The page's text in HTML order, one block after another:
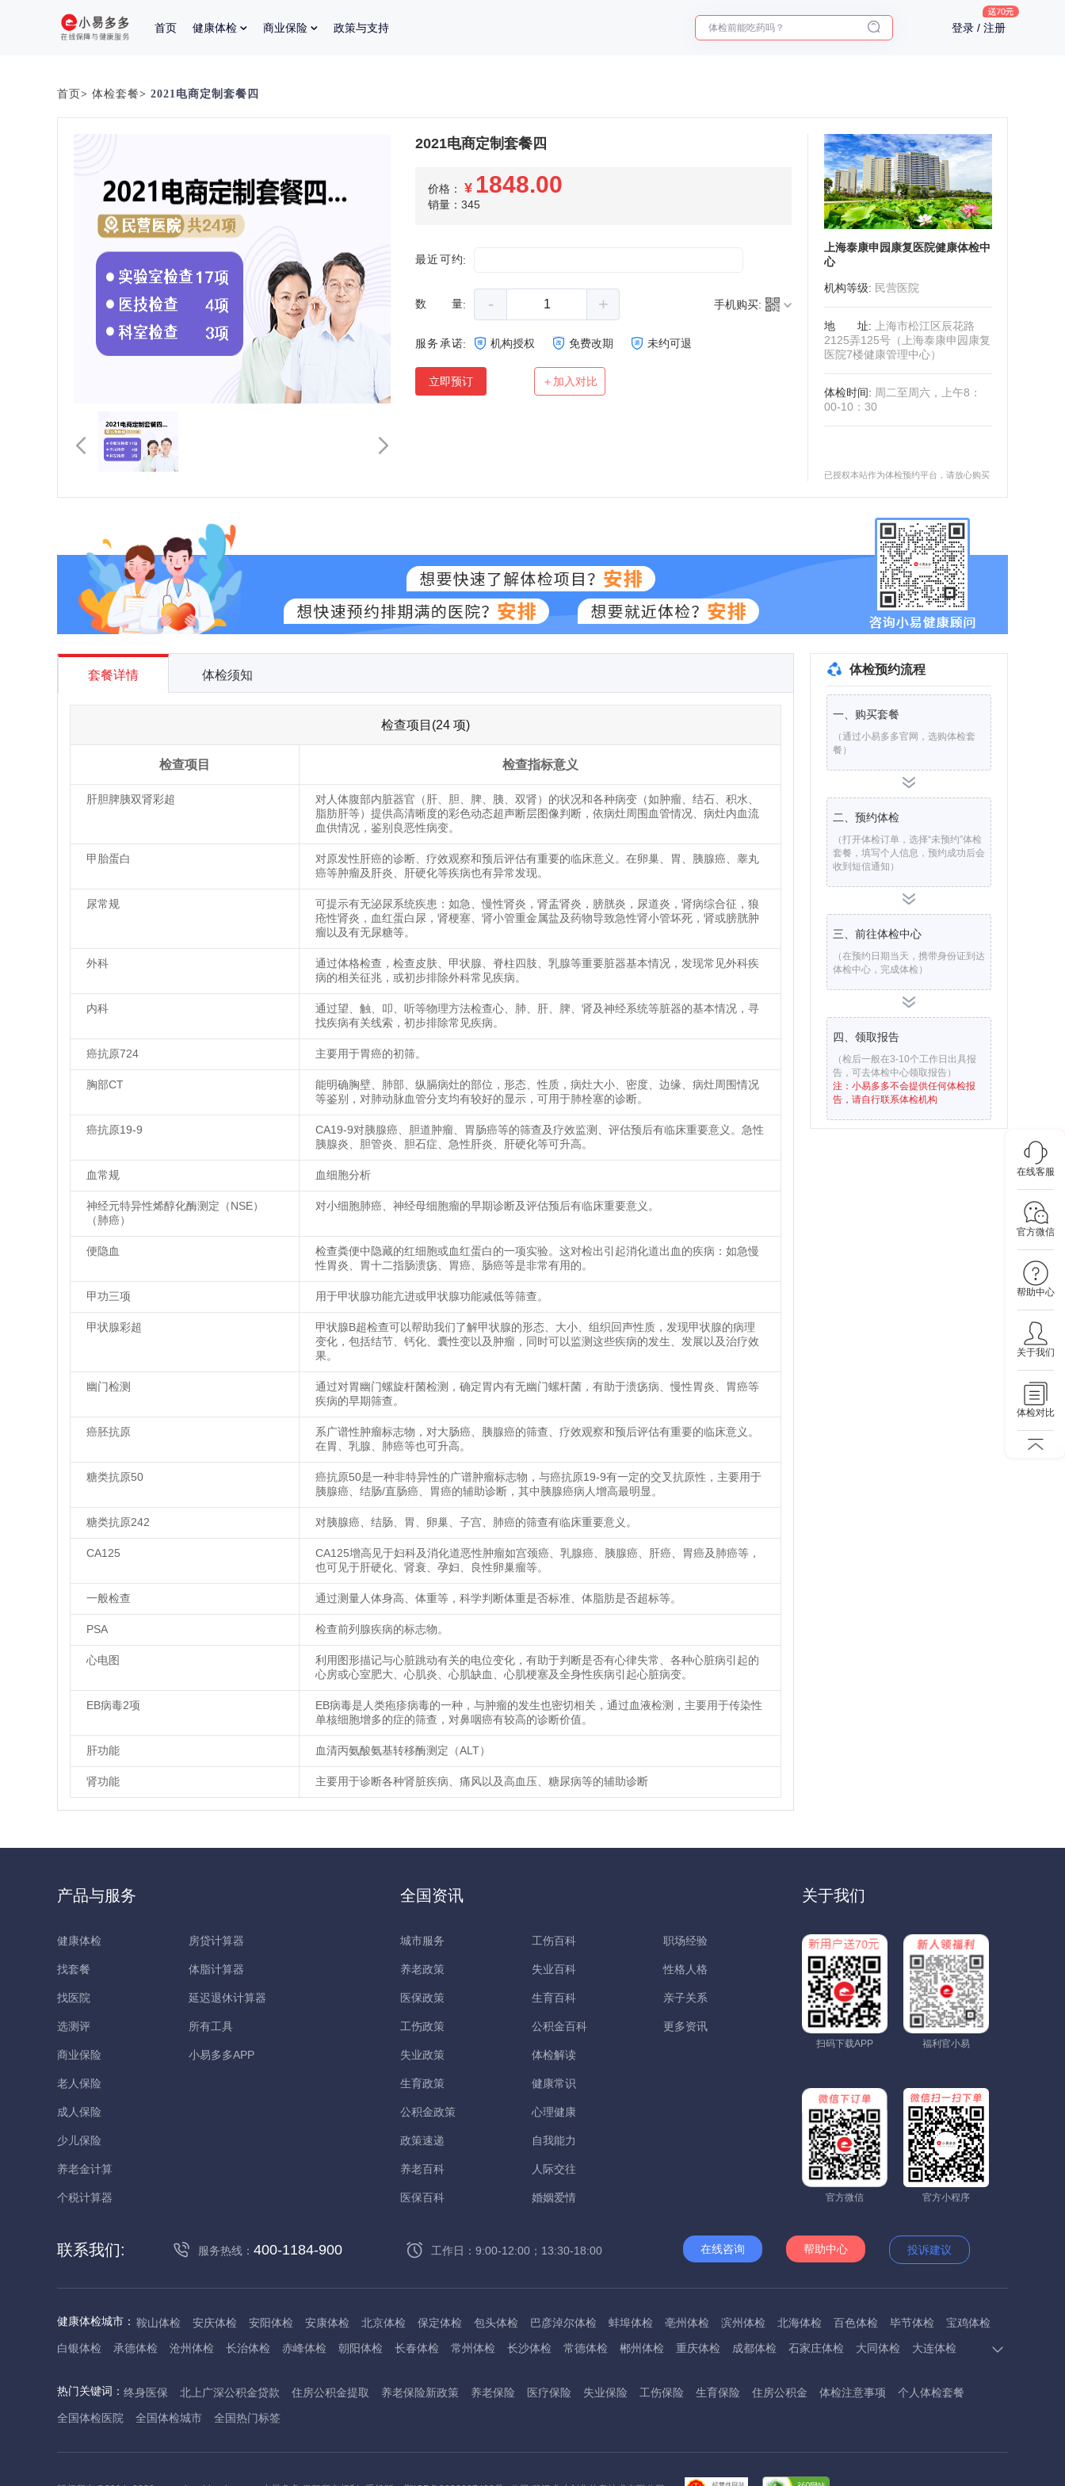
首页 健康体检 商业保险 政策与支持 体检前能吃药吗？ 登录 / 注册
在线客服
官方微信
帮助中心
关于我们
体检对比
首页> 体检套餐> 2021电商定制套餐四
2021电商定制套餐四
价格： ¥ 1848.00
销量：345
最近可约:
数量: - + 手机购买:
服务承诺: 机构授权 免费改期 未约可退
立即预订 ＋加入对比
上海泰康申园康复医院健康体检中
心
机构等级: 民营医院
地址:
上海市松江区辰花路
2125弄125号（上海泰康申园康复
医院7楼健康管理中心）
体检时间: 周二至周六，上午8：
00-10：30
已授权本站作为体检预约平台，请放心购买
套餐详情 体检须知
检查项目(24 项)
检查项目 检查指标意义
肝胆脾胰双肾彩超
对人体腹部内脏器官（肝、胆、脾、胰、双肾）的状况和各种病变（如肿瘤、结石、积水、
脂肪肝等）提供高清晰度的彩色动态超声断层图像判断，依病灶周围血管情况、病灶内血流
血供情况，鉴别良恶性病变。
甲胎蛋白
对原发性肝癌的诊断、疗效观察和预后评估有重要的临床意义。在卵巢、胃、胰腺癌、睾丸
癌等肿瘤及肝炎、肝硬化等疾病也有异常发现。
尿常规
可提示有无泌尿系统疾患：如急、慢性肾炎，肾盂肾炎，膀胱炎，尿道炎，肾病综合征，狼
疮性肾炎，血红蛋白尿，肾梗塞、肾小管重金属盐及药物导致急性肾小管坏死，肾或膀胱肿
瘤以及有无尿糖等。
外科
通过体格检查，检查皮肤、甲状腺、脊柱四肢、乳腺等重要脏器基本情况，发现常见外科疾
病的相关征兆，或初步排除外科常见疾病。
内科
通过望、触、叩、听等物理方法检查心、肺、肝、脾、肾及神经系统等脏器的基本情况，寻
找疾病有关线索，初步排除常见疾病。
癌抗原724 主要用于胃癌的初筛。
胸部CT
能明确胸壁、肺部、纵膈病灶的部位，形态、性质，病灶大小、密度、边缘、病灶周围情况
等鉴别，对肺动脉血管分支均有较好的显示，可用于肺栓塞的诊断。
癌抗原19-9
CA19-9对胰腺癌、胆道肿瘤、胃肠癌等的筛查及疗效监测、评估预后有临床重要意义。急性
胰腺炎、胆管炎、胆石症、急性肝炎、肝硬化等可升高。
血常规 血细胞分析
神经元特异性烯醇化酶测定（NSE）
（肺癌）
对小细胞肺癌、神经母细胞瘤的早期诊断及评估预后有临床重要意义。
便隐血
检查粪便中隐藏的红细胞或血红蛋白的一项实验。这对检出引起消化道出血的疾病：如急慢
性胃炎、胃十二指肠溃疡、胃癌、肠癌等是非常有用的。
甲功三项 用于甲状腺功能亢进或甲状腺功能减低等筛查。
甲状腺彩超
甲状腺B超检查可以帮助我们了解甲状腺的形态、大小、组织回声性质，发现甲状腺的病理
变化，包括结节、钙化、囊性变以及肿瘤，同时可以监测这些疾病的发生、发展以及治疗效
果。
幽门检测
通过对胃幽门螺旋杆菌检测，确定胃内有无幽门螺杆菌，有助于溃疡病、慢性胃炎、胃癌等
疾病的早期筛查。
癌胚抗原
系广谱性肿瘤标志物，对大肠癌、胰腺癌的筛查、疗效观察和预后评估有重要的临床意义。
在胃、乳腺、肺癌等也可升高。
糖类抗原50
癌抗原50是一种非特异性的广谱肿瘤标志物，与癌抗原19-9有一定的交叉抗原性，主要用于
胰腺癌、结肠/直肠癌、胃癌的辅助诊断，其中胰腺癌病人增高最明显。
糖类抗原242 对胰腺癌、结肠、胃、卵巢、子宫、肺癌的筛查有临床重要意义。
CA125
CA125增高见于妇科及消化道恶性肿瘤如宫颈癌、乳腺癌、胰腺癌、肝癌、胃癌及肺癌等，
也可见于肝硬化、肾衰、孕妇、良性卵巢瘤等。
一般检查 通过测量人体身高、体重等，科学判断体重是否标准、体脂肪是否超标等。
PSA 检查前列腺疾病的标志物。
心电图
利用图形描记与心脏跳动有关的电位变化，有助于判断是否有心律失常、各种心脏病引起的
心房或心室肥大、心肌炎、心肌缺血、心肌梗塞及全身性疾病引起心脏病变。
EB病毒2项
EB病毒是人类疱疹病毒的一种，与肿瘤的发生也密切相关，通过血液检测，主要用于传染性
单核细胞增多的症的筛查，对鼻咽癌有较高的诊断价值。
肝功能 血清丙氨酸氨基转移酶测定（ALT）
肾功能 主要用于诊断各种肾脏疾病、痛风以及高血压、糖尿病等的辅助诊断
体检预约流程
一、购买套餐
（通过小易多多官网，选购体检套
餐）
二、预约体检
（打开体检订单，选择“未预约”体检
套餐，填写个人信息，预约成功后会
收到短信通知）
三、前往体检中心
（在预约日期当天，携带身份证到达
体检中心，完成体检）
四、领取报告
（检后一般在3-10个工作日出具报
告，可去体检中心领取报告）
注：小易多多不会提供任何体检报
告，请自行联系体检机构
产品与服务
健康体检
找套餐
找医院
选测评
商业保险
老人保险
成人保险
少儿保险
养老金计算
个税计算器
房贷计算器
体脂计算器
延迟退休计算器
所有工具
小易多多APP
全国资讯
城市服务
养老政策
医保政策
工伤政策
失业政策
生育政策
公积金政策
政策速递
养老百科
医保百科
工伤百科
失业百科
生育百科
公积金百科
体检解读
健康常识
心理健康
自我能力
人际交往
婚姻爱情
职场经验
性格人格
亲子关系
更多资讯
关于我们
扫码下载APP 福利官小易
官方微信 官方小程序
联系我们: 服务热线： 400-1184-900 工作日：9:00-12:00；13:30-18:00 在线咨询 帮助中心 投诉建议
健康体检城市： 鞍山体检 安庆体检 安阳体检 安康体检 北京体检 保定体检 包头体检 巴彦淖尔体检 蚌埠体检 亳州体检 滨州体检 北海体检 百色体检 毕节体检
宝鸡体检
白银体检
承德体检 沧州体检 长治体检 赤峰体检 朝阳体检 长春体检 常州体检 长沙体检 常德体检 郴州体检 重庆体检 成都体检 石家庄体检 大同体检
大连体检
抚州体检
佛山体检 防城港体检 赣州体检 广州体检 桂林体检 贵港体检 广元体检 贵阳体检 红河体检 邯郸体检 衡水体检 呼和浩特体检 呼伦贝尔体检
葫芦岛体检
哈尔滨体检
淮安体检 杭州体检 湖州体检
河池体检
海口体检 汉中体检 晋城体检 晋中体检 锦州体检 吉林体检 齐齐哈尔体检 鸡西体检 嘉兴体检 金华体检 景德镇体检 九江体检 吉安体检 济南体检
济宁体检
廊坊体检 临汾体检 辽阳体检 连云港体检
热门关键词： 终身医保 北上广深公积金贷款 住房公积金提取 养老保险新政策 养老保险 医疗保险 失业保险 工伤保险 生育保险 住房公积金 体检注意事项
个人体检套餐
全国体检医院
全国体检城市 全国热门标签